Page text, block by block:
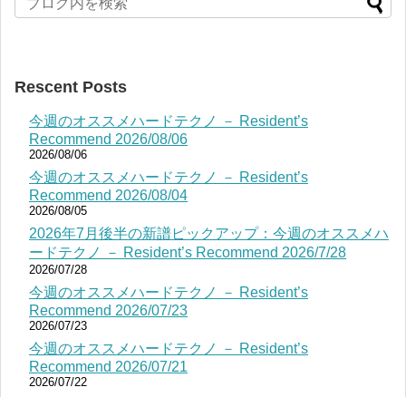
Rescent Posts
今週のオススメハードテクノ － Resident’s
Recommend 2026/08/06
2026/08/06
今週のオススメハードテクノ － Resident’s
Recommend 2026/08/04
2026/08/05
2026年7月後半の新譜ピックアップ：今週のオススメハ
ードテクノ － Resident’s Recommend 2026/7/28
2026/07/28
今週のオススメハードテクノ － Resident’s
Recommend 2026/07/23
2026/07/23
今週のオススメハードテクノ － Resident’s
Recommend 2026/07/21
2026/07/22